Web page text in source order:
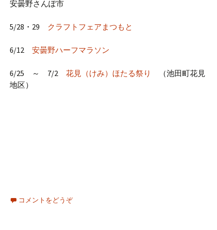
安曇野さんぽ市
5/28・29 クラフトフェアまつもと
6/12 安曇野ハーフマラソン
6/25 ～ 7/2 花見（けみ）ほたる祭り
（池田町花見
地区）
コメントをどうぞ